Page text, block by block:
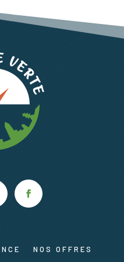
NOS OFFRES